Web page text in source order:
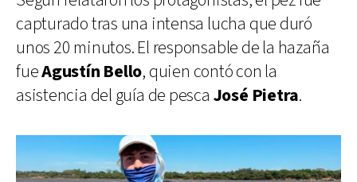
capturado tras una intensa lucha que duró
unos 20 minutos. El responsable de la hazaña
fueAgustín Bello, quien contó con la
asistencia del guía de pesca José Pietra.